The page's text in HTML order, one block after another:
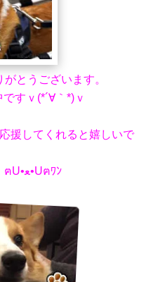
とうございます。
すｖ(*´∀｀*)ｖ
援してくれると嬉しいで
お願いします ฅU•ﻌ•Uฅﾜﾝ